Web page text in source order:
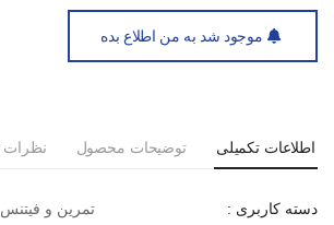
طراحی اسپرت و سبک متناسب با استایل ورزشی
موجود شد به من اطلاع بده
اطلاعات تکمیلی توضیحات محصول نظرات
دسته کاربری : تمرین و فیتنس